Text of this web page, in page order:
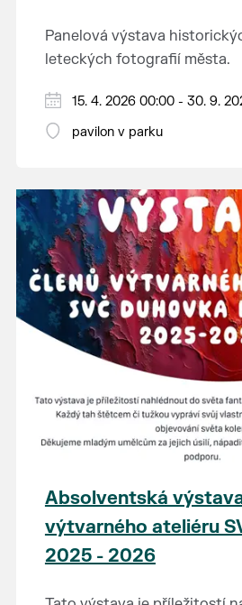
Panelová výstava
leteckých fotografií města.
15. 4. 2026 00:00 - 30. 9.
pavilon v parku
Absolventská
výtvarného ateliéru
2025 - 2026